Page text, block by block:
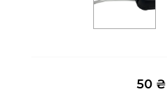
50 ₴